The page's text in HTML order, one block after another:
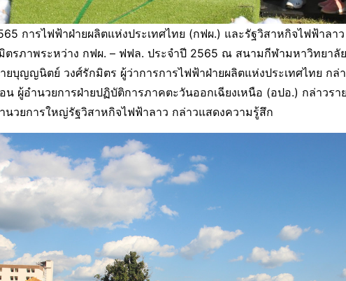
การไฟฟ้าฝ่ายผลิตแห่งประเทศไทย (กฟผ.) และรัฐวิสาหกิจไฟฟ้าลา
ตรภาพระหว่าง กฟผ. – ฟฟล. ประจำปี 2565 ณ สนามกีฬามหาวิทยาลั
ยบุญญนิตย์ วงศ์รักมิตร ผู้ว่าการการไฟฟ้าฝ่ายผลิตแห่งประเทศไทย กล่
ผู้อำนวยการฝ่ายปฏิบัติการภาคตะวันออกเฉียงเหนือ (อปอ.) กล่าวร
วยการใหญ่รัฐวิสาหกิจไฟฟ้าลาว กล่าวแสดงความรู้สึก